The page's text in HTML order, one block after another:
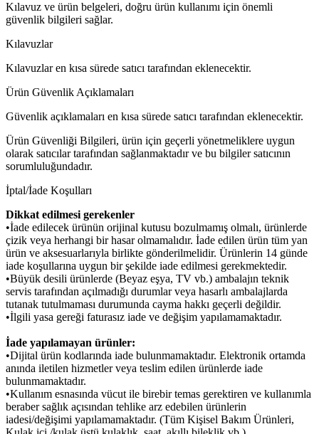
Kılavuz ve ürün belgeleri, doğru ürün kullanımı için önemli
güvenlik bilgileri sağlar.
Kılavuzlar
Kılavuzlar en kısa sürede satıcı tarafından eklenecektir.
Ürün Güvenlik Açıklamaları
Güvenlik açıklamaları en kısa sürede satıcı tarafından eklenecektir.
Ürün Güvenliği Bilgileri, ürün için geçerli yönetmeliklere uygun
olarak satıcılar tarafından sağlanmaktadır ve bu bilgiler satıcının
sorumluluğundadır.
İptal/İade Koşulları
Dikkat edilmesi gerekenler
•İade edilecek ürünün orijinal kutusu bozulmamış olmalı, ürünlerde
çizik veya herhangi bir hasar olmamalıdır. İade edilen ürün tüm yan
ürün ve aksesuarlarıyla birlikte gönderilmelidir. Ürünlerin 14 günde
iade koşullarına uygun bir şekilde iade edilmesi gerekmektedir.
•Büyük desili ürünlerde (Beyaz eşya, TV vb.) ambalajın teknik
servis tarafından açılmadığı durumlar veya hasarlı ambalajlarda
tutanak tutulmaması durumunda cayma hakkı geçerli değildir.
•İlgili yasa gereği faturasız iade ve değişim yapılamamaktadır.
İade yapılamayan ürünler:
•Dijital ürün kodlarında iade bulunmamaktadır. Elektronik ortamda
anında iletilen hizmetler veya teslim edilen ürünlerde iade
bulunmamaktadır.
•Kullanım esnasında vücut ile birebir temas gerektiren ve kullanımla
beraber sağlık açısından tehlike arz edebilen ürünlerin
iadesi/değişimi yapılamamaktadır. (Tüm Kişisel Bakım Ürünleri,